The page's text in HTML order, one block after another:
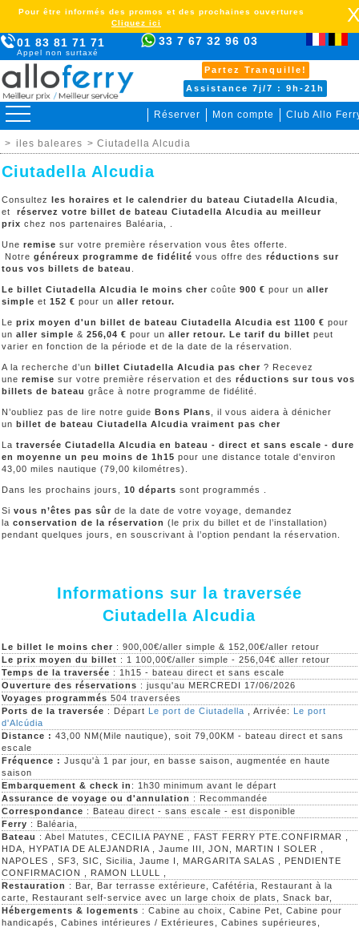
01 83 81 71 71
Appel non surtaxé
33 7 67 32 96 03
Partez Tranquille!
Assistance 7j/7 : 9h-21h
Réserver Mon compte Club Allo
Pour être informés des promos et des prochaines ouvertures
Cliquez ici
> iles baleares > Ciutadella Alcudia
Ciutadella Alcudia
Consultez les horaires et le calendrier du bateau Ciutadella Alcudia
et réservez votre billet de bateau Ciutadella Alcudia au meilleur
prix chez nos partenaires Baléaria, .
Une remise sur votre première réservation vous êtes offerte.
Notre généreux programme de fidélité vous offre des réductions sur
tous vos billets de bateau
Le billet Ciutadella Alcudia le moins cher coûte 900 € pour un aller
simple et 152 € pour un aller retour.
Le prix moyen d'un billet de bateau Ciutadella Alcudia est 1100 € pour
un aller simple & 256,04 € pour un aller retour. Le tarif du billet peut
varier en fonction de la période et de la date de la réservation.
A la recherche d’un billet Ciutadella Alcudia pas cher ? Recevez
une remise sur votre première réservation et des réductions sur tous vos
billets de bateau grâce à notre programme de fidélité.
N’oubliez pas de lire notre guide Bons Plans , il vous aidera à dénicher
un billet de bateau Ciutadella Alcudia vraiment pas cher
La traversée Ciutadella Alcudia en bateau - direct et sans escale - dure
en moyenne un peu moins de 1h15 pour une distance totale d'environ
43,00 miles nautique (79,00 kilométres).
Dans les prochains jours, 10 départs sont programmés .
Si vous n’êtes pas sûr de la date de votre voyage, demandez
la conservation de la réservation (le prix du billet et de l’installation)
pendant quelques jours, en souscrivant à l’option pendant la réservation.
Informations sur la traversée
Ciutadella Alcudia
Le billet le moins cher : 900,00€/aller simple & 152,00€/aller retour
Le prix moyen du billet : 1 100,00€/aller simple - 256,04€ aller retour
Temps de la traversée : 1h15 - bateau direct et sans escale
Ouverture des réservations : jusqu'au MERCREDI 17/06/2026
Voyages programmés 504 traversées
Ports de la traversée : Départ Le port de Ciutadella , Arrivée: Le port
d'Alcúdia
Distance : 43,00 NM(Mile nautique), soit 79,00KM - bateau direct et sans
escale
Fréquence : Jusqu'à 1 par jour, en basse saison, augmentée en haute
saison
Embarquement & check in : 1h30 minimum avant le départ
Assurance de voyage ou d'annulation : Recommandée
Correspondance : Bateau direct - sans escale - est disponible
Ferry : Baléaria,
Bateau : Abel Matutes, CECILIA PAYNE , FAST FERRY PTE.CONFIRMAR ,
HDA, HYPATIA DE ALEJANDRIA , Jaume III, JON, MARTIN I SOLER ,
NAPOLES , SF3, SIC, Sicilia, Jaume I, MARGARITA SALAS , PENDIENTE
CONFIRMACION , RAMON LLULL ,
Restauration : Bar, Bar terrasse extérieure, Cafétéria, Restaurant à la
carte, Restaurant self-service avec un large choix de plats, Snack bar,
Hébergements & logements : Cabine au choix, Cabine Pet, Cabine pour
handicapés, Cabines intérieures / Extérieures, Cabines supérieures,